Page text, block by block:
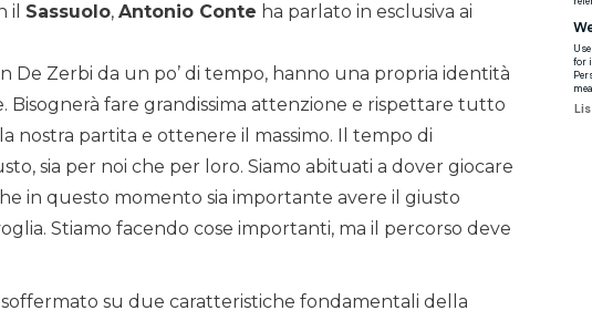
il Sassuolo, Antonio Conte ha parlato in esclusiva ai
De Zerbi da un po’ di tempo, hanno una propria identità
Bisognerà fare grandissima attenzione e rispettare tutto
nostra partita e ottenere il massimo. Il tempo di
sia per noi che per loro. Siamo abituati a dover giocare
in questo momento sia importante avere il giusto
Stiamo facendo cose importanti, ma il percorso deve
soffermato su due caratteristiche fondamentali della